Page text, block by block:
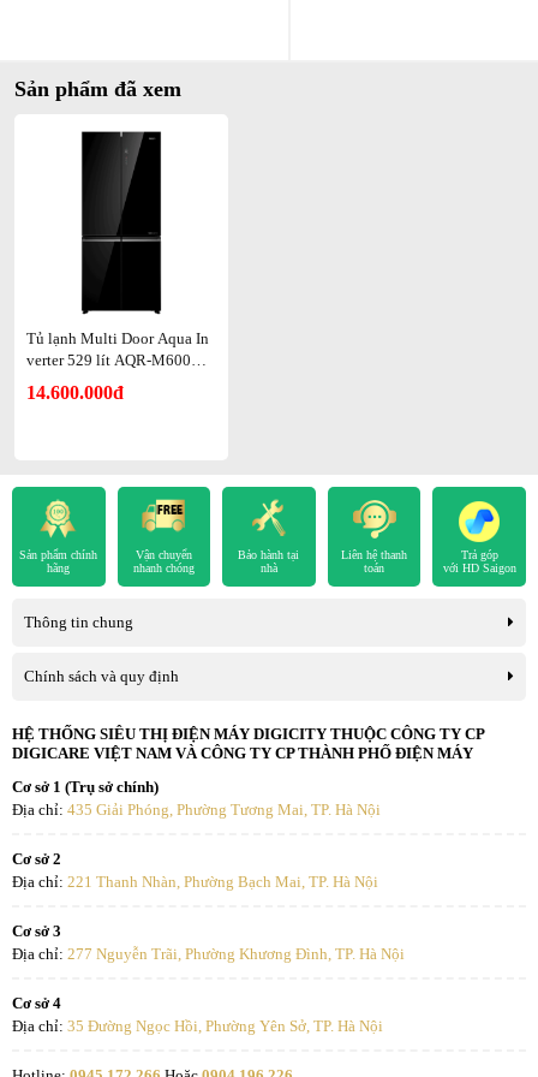
AQR-M600XA(GB) giúp rau củ tươi lâu đến 7 ngày, hạn chế
thất thoát vitamin và dưỡng chất.
Samsung mạnh về tính năng thông minh nhưng hiệu quả bảo
quản rau củ chưa tối ưu.
Dòng thấp cấp dễ gây lẫn mùi, thực phẩm nhanh hỏng.
AQR-M600XA(GB) có mức giá hợp lý so với tính năng đa
dạng, công nghệ bảo quản tiên tiến.
Sản phẩm đã xem
Tủ lạnh Multi Door Aqua In
verter 529 lít AQR-M600XA
(GB)
14.600.000đ
Sản phẩm chính
hãng
Vận chuyển
nhanh chóng
Bảo hành tại
nhà
Liên hệ thanh
toán
Trả góp
với HD Saigon
Thông tin chung
Chính sách và quy định
HỆ THỐNG SIÊU THỊ ĐIỆN MÁY DIGICITY THUỘC CÔNG TY CP
DIGICARE VIỆT NAM VÀ CÔNG TY CP THÀNH PHỐ ĐIỆN MÁY
Cơ sở 1 (Trụ sở chính)
Địa chỉ: 435 Giải Phóng, Phường Tương Mai, TP. Hà Nội
Cơ sở 2
Địa chỉ: 221 Thanh Nhàn, Phường Bạch Mai, TP. Hà Nội
Cơ sở 3
Địa chỉ: 277 Nguyễn Trãi, Phường Khương Đình, TP. Hà Nội
Cơ sở 4
Địa chỉ: 35 Đường Ngọc Hồi, Phường Yên Sở, TP. Hà Nội